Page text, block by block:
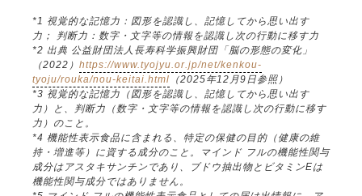
*1 視覚的な記憶力：図形を認識し、記憶してから思い出す
力； 判断力：数字・文字等の情報を認識し次の行動に移す力
*2 出典 公益財団法人長寿科学振興財団「脳の形態の変化」
（2022） https://www.tyojyu.or.jp/net/kenkou-
tyoju/rouka/nou-keitai.html （2025年12月9日参照）
*3 視覚的な記憶力（図形を認識し、記憶してから思い出す
力）と、判断力（数字・文字等の情報を認識し次の行動に移す
力）のこと。
*4 機能性表示食品に含まれる、特定の保健の目的（健康の維
持・増進等）に資する成分のこと。マインド フルの機能性関与
成分はアスタキサンチンであり、ブドウ抽出物とビタミンEは
機能性関与成分ではありません。